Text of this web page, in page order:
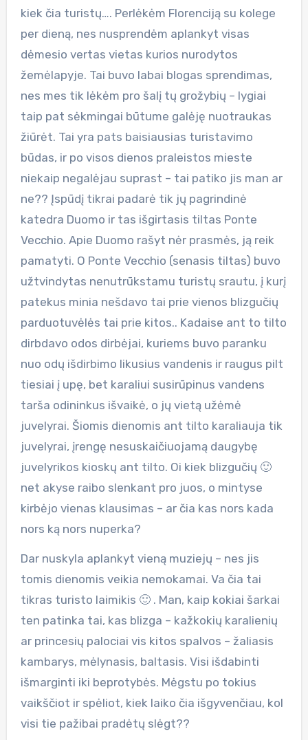
kiek čia turistų…. Perlėkėm Florenciją su kolege
per dieną, nes nusprendėm aplankyt visas
dėmesio vertas vietas kurios nurodytos
žemėlapyje. Tai buvo labai blogas sprendimas,
nes mes tik lėkėm pro šalį tų grožybių – lygiai
taip pat sėkmingai būtume galėję nuotraukas
žiūrėt. Tai yra pats baisiausias turistavimo
būdas, ir po visos dienos praleistos mieste
niekaip negalėjau suprast – tai patiko jis man ar
ne?? Įspūdį tikrai padarė tik jų pagrindinė
katedra Duomo ir tas išgirtasis tiltas Ponte
Vecchio. Apie Duomo rašyt nėr prasmės, ją reik
pamatyti. O Ponte Vecchio (senasis tiltas) buvo
užtvindytas nenutrūkstamu turistų srautu, į kurį
patekus minia nešdavo tai prie vienos blizgučių
parduotuvėlės tai prie kitos.. Kadaise ant to tilto
dirbdavo odos dirbėjai, kuriems buvo paranku
nuo odų išdirbimo likusius vandenis ir raugus pilt
tiesiai į upę, bet karaliui susirūpinus vandens
tarša odininkus išvaikė, o jų vietą užėmė
juvelyrai. Šiomis dienomis ant tilto karaliauja tik
juvelyrai, įrengę nesuskaičiuojamą daugybę
juvelyrikos kioskų ant tilto. Oi kiek blizgučių 🙂
net akyse raibo slenkant pro juos, o mintyse
kirbėjo vienas klausimas – ar čia kas nors kada
nors ką nors nuperka?
Dar nuskyla aplankyt vieną muziejų – nes jis
tomis dienomis veikia nemokamai. Va čia tai
tikras turisto laimikis 🙂 . Man, kaip kokiai šarkai
ten patinka tai, kas blizga – kažkokių karalienių
ar princesių palociai vis kitos spalvos – žaliasis
kambarys, mėlynasis, baltasis. Visi išdabinti
išmarginti iki beprotybės. Mėgstu po tokius
vaikščiot ir spėliot, kiek laiko čia išgyvenčiau, kol
visi tie pažibai pradėtų slėgt??